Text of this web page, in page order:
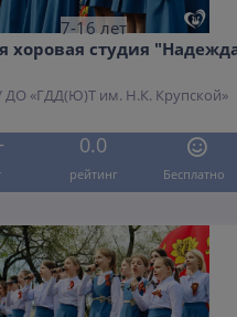
7-16 лет
хоровая студия
«ГДД(Ю)Т им. Н.К. Крупской»
0.0
рейтинг Бесплатно